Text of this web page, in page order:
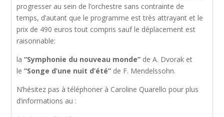
progresser au sein de l’orchestre sans contrainte de
temps, d’autant que le programme est très attrayant et le
prix de 490 euros tout compris sauf le déplacement est
raisonnable:
la “Symphonie du nouveau monde” de A. Dvorak et
le “Songe d’une nuit d’été” de F. Mendelssohn.
N’hésitez pas à téléphoner à Caroline Quarello pour plus
d’informations au :